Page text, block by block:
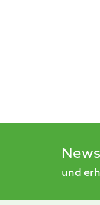
und